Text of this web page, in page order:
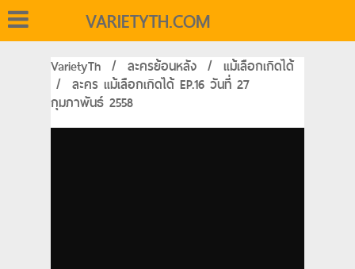
VARIETYTH.COM
VarietyTh / ละครย้อนหลัง / แม้เลือกเกิดได้
/ ละคร แม้เลือกเกิดได้ EP.16 วันที่ 27
กุมภาพันธ์ 2558